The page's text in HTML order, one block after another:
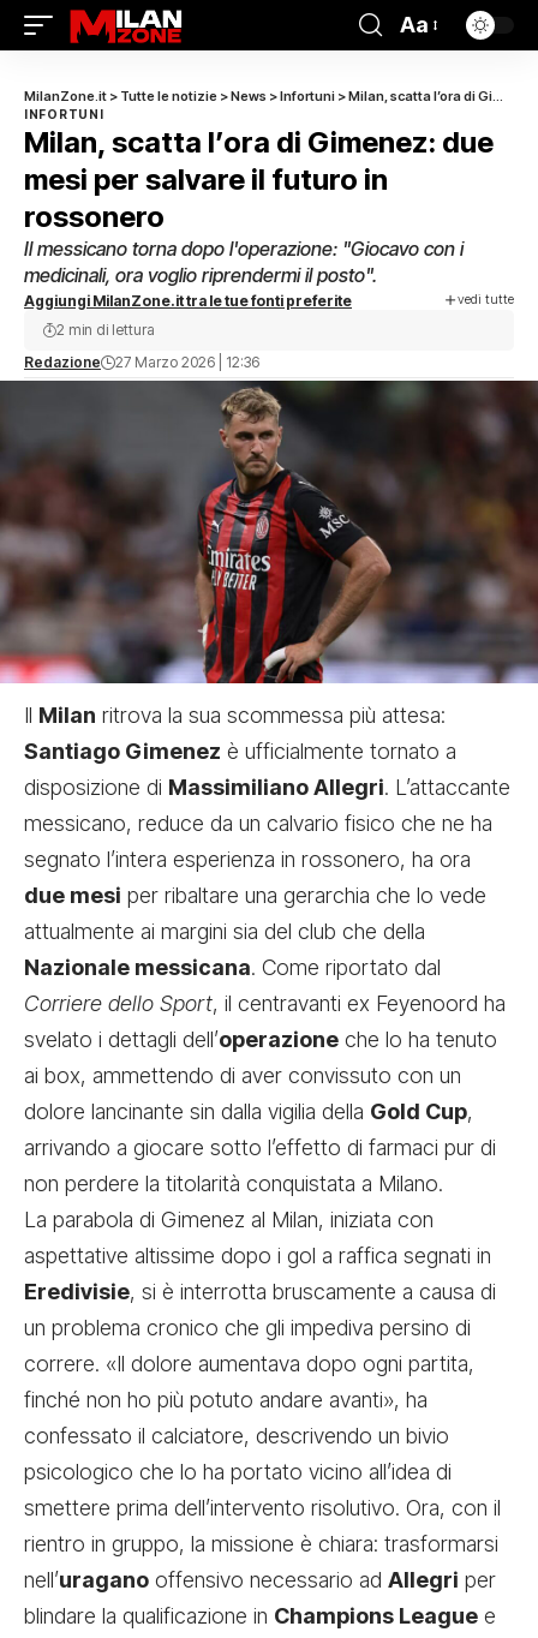
Aa
MilanZone.it > Tutte le notizie >News >Infortuni >Milan, scatta l’ora di Gimenez: due mesi per salvare il futuro in rossonero
INFORTUNI
Milan, scatta l’ora di Gimenez: due
mesi per salvare il futuro in
rossonero
Il messicano torna dopo l'operazione: "Giocavo con i
medicinali, ora voglio riprendermi il posto".
Aggiungi MilanZone.it tra le tue fonti preferite vedi tutte
Redazione 27 Marzo 2026 | 12:36
2 min di lettura
Il Milan ritrova la sua scommessa più attesa:
Santiago Gimenez è ufficialmente tornato a
disposizione di Massimiliano Allegri. L’attaccante
messicano, reduce da un calvario fisico che ne ha
segnato l’intera esperienza in rossonero, ha ora
due mesi per ribaltare una gerarchia che lo vede
attualmente ai margini sia del club che della
Nazionale messicana. Come riportato dal
Corriere dello Sport, il centravanti ex Feyenoord ha
svelato i dettagli dell’operazione che lo ha tenuto
ai box, ammettendo di aver convissuto con un
dolore lancinante sin dalla vigilia della Gold Cup,
arrivando a giocare sotto l’effetto di farmaci pur di
non perdere la titolarità conquistata a Milano.
La parabola di Gimenez al Milan, iniziata con
aspettative altissime dopo i gol a raffica segnati in
Eredivisie, si è interrotta bruscamente a causa di
un problema cronico che gli impediva persino di
correre. «Il dolore aumentava dopo ogni partita,
finché non ho più potuto andare avanti», ha
confessato il calciatore, descrivendo un bivio
psicologico che lo ha portato vicino all’idea di
smettere prima dell’intervento risolutivo. Ora, con il
rientro in gruppo, la missione è chiara: trasformarsi
nell’uragano offensivo necessario ad Allegri per
blindare la qualificazione in Champions League e